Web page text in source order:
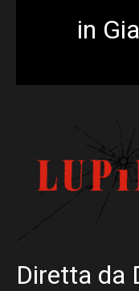
in
Diretta da